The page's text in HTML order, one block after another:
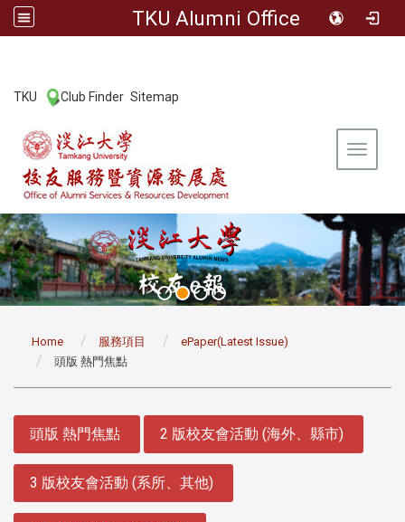
TKU Alumni Office
TKU Club Finder Sitemap
Toggle
Home 服務項目
ePaper(Latest Issue)
頭版 熱門焦點
頭版 熱門焦點 2 版校友會活動 (海外、縣市)
3 版校友會活動 (系所、其他)